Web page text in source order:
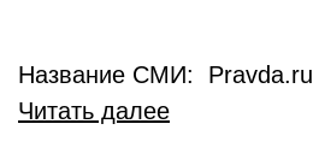
Название СМИ: Pravda.ru
Читать далее